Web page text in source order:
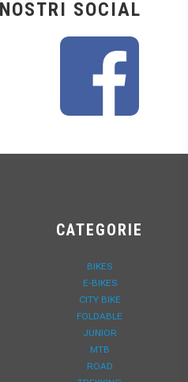
SOCIAL
CATEGORIE
BIKES
E-BIKES
CITY BIKE
FOLDABLE
JUNIOR
MTB
ROAD